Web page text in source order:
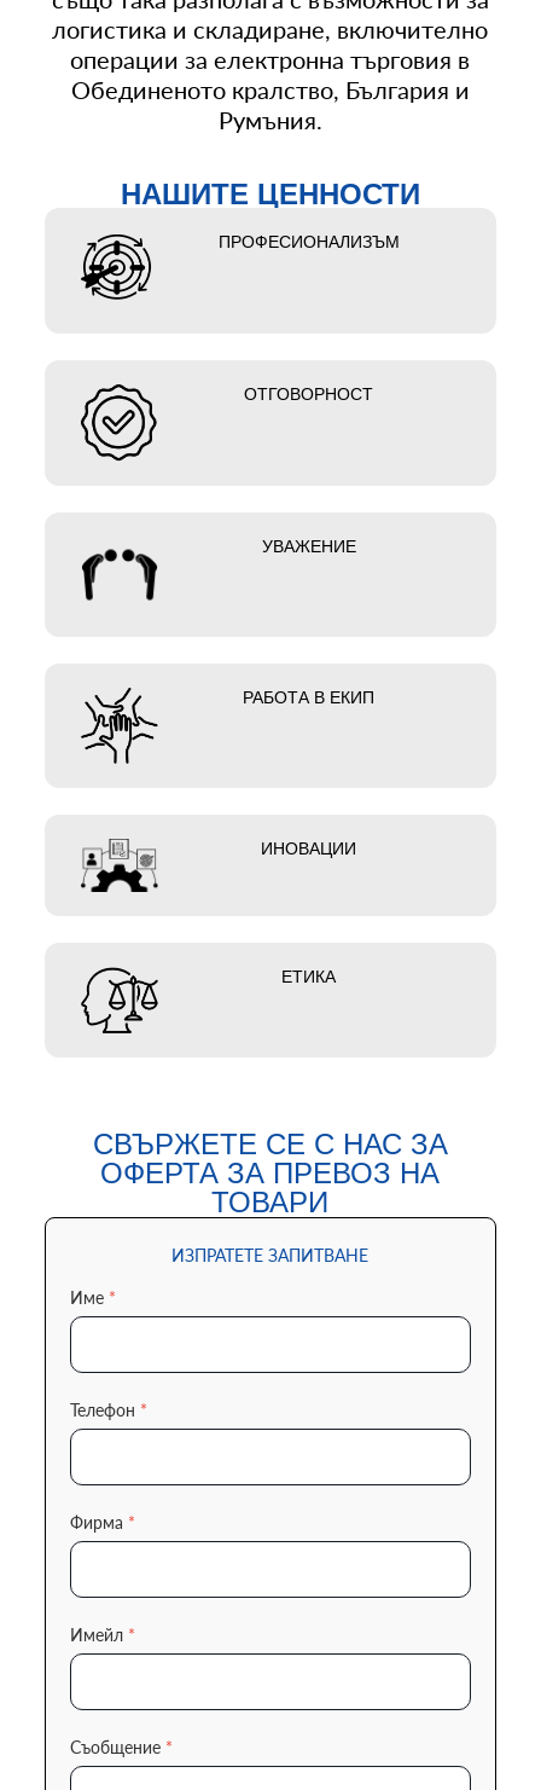
логистика и складиране, включително
операции за електронна търговия в
Обединеното кралство, България и
Румъния.
НАШИТЕ ЦЕННОСТИ
ПРОФЕСИОНАЛИЗЪМ
ОТГОВОРНОСТ
УВАЖЕНИЕ
РАБОТА В ЕКИП
ИНОВАЦИИ
ЕТИКА
СВЪРЖЕТЕ СЕ С НАС ЗА
ОФЕРТА ЗА ПРЕВОЗ НА
ТОВАРИ
ИЗПРАТЕТЕ ЗАПИТВАНЕ
Име *
Телефон *
Фирма *
Имейл *
Съобщение *